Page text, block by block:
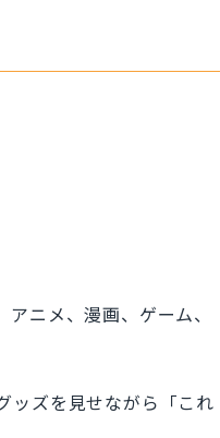
ニメ、漫画、ゲーム、
ッズを見せながら「これ